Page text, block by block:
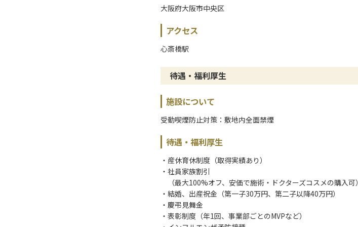
大阪府大阪市中央区
アクセス
心斎橋駅
待遇・福利厚生
施設について
受動喫煙防止対策：敷地内全面禁煙
待遇・福利厚生
・産休育休制度（取得実績あり）
・社員家族割引
（最大100%オフ、安価で施術・ドクターズコスメの購入可）
・結婚、出産祝金（第一子30万円、第二子以降40万円）
・慶弔見舞金
・表彰制度（年1回、事業部ごとのMVPなど）